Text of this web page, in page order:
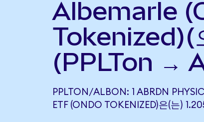
Albemarle
Tokenized)(
(PPLTon →
PPLTON/ALBON: 1 ABRDN
ETF (ONDO TOKENIZED)은(는)